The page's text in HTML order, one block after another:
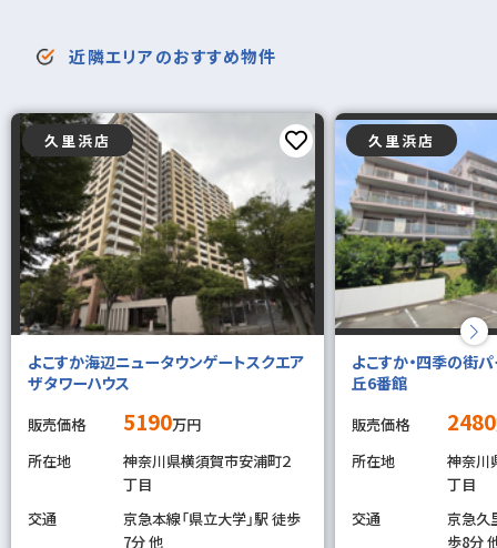
近隣エリアのおすすめ物件
久里浜店
よこすか海辺ニュータウンゲートスクエア
ザタワーハウス
販売価格 5190万円
所在地
神奈川県横須賀市安浦町２
丁目
交通
京急本線「県立大学」駅 徒歩
7分 他
久里浜店
よこすか・四季の街
丘6番館
販売価格 2480
所在地
神奈川
丁目
交通
京急久
歩8分